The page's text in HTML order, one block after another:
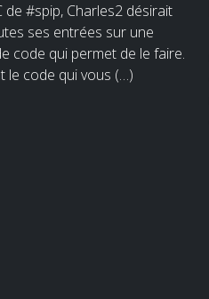
de #spip, Charles2 désirait
ses entrées sur une
code qui permet de le faire.
le code qui vous (…)